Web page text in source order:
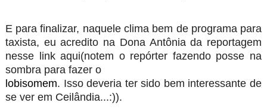
E para finalizar, naquele clima bem de programa para
taxista, eu acredito na Dona Antônia da reportagem
nesse link aqui(notem o repórter fazendo posse na
sombra para fazer o
lobisomem. Isso deveria ter sido bem interessante de
se ver em Ceilândia...:)).